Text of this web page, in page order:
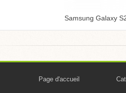
Samsung Galaxy
Page d'accueil